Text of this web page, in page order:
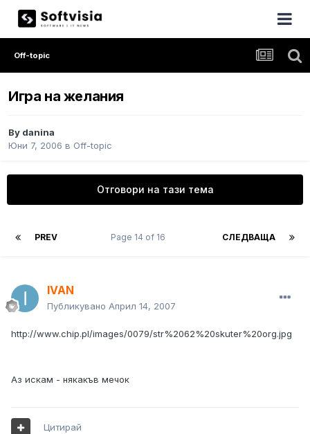
Off-topic
Игра на желания
By danina
Юни 7, 2006 в Off-topic
Отговори на тази тема
PREV СЛЕДВАЩА
Page 14 of 16
IVAN
Публикувано Април 14, 2007
http://www.chip.pl/images/0079/str%2062%20skuter%20org.jpg
Аз искам - някакъв мечок
Цитирай